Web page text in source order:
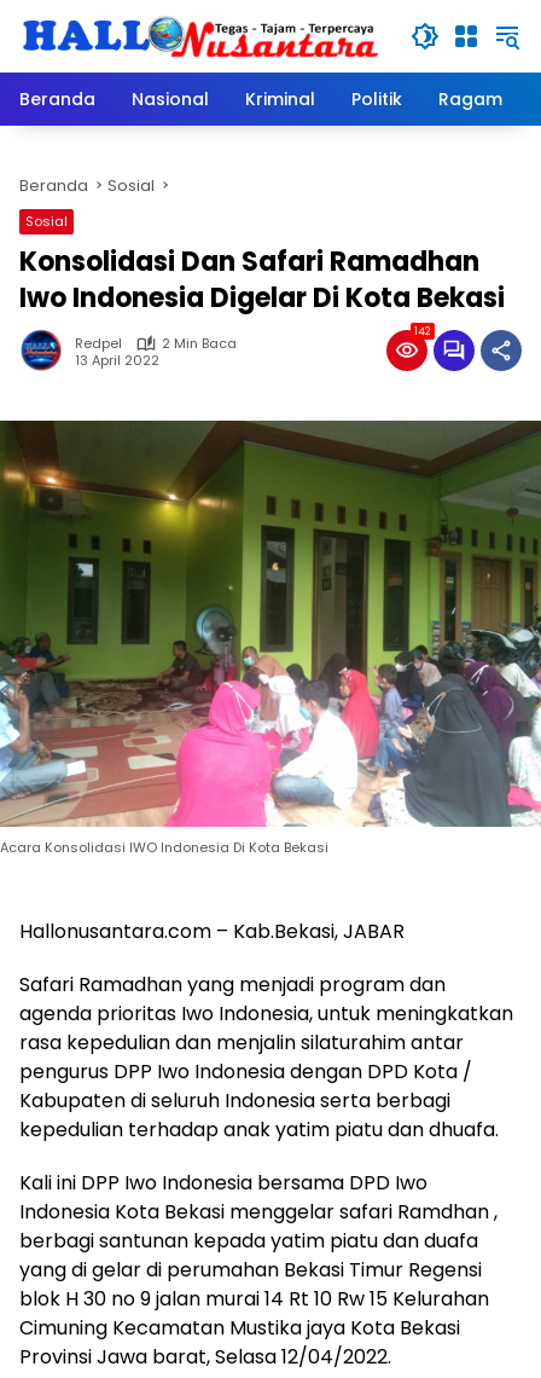
Beranda
Nasional Kriminal Politik Ragam
Beranda Sosial
Sosial
Konsolidasi Dan Safari Ramadhan
Iwo Indonesia Digelar Di Kota Bekasi
Redpel
2 Min Baca
13 April 2022
142
Acara Konsolidasi IWO Indonesia Di Kota Bekasi
Hallonusantara.com – Kab.Bekasi, JABAR
Safari Ramadhan yang menjadi program dan
agenda prioritas Iwo Indonesia, untuk meningkatkan
rasa kepedulian dan menjalin silaturahim antar
pengurus DPP Iwo Indonesia dengan DPD Kota /
Kabupaten di seluruh Indonesia serta berbagi
kepedulian terhadap anak yatim piatu dan dhuafa.
Kali ini DPP Iwo Indonesia bersama DPD Iwo
Indonesia Kota Bekasi menggelar safari Ramdhan ,
berbagi santunan kepada yatim piatu dan duafa
yang di gelar di perumahan Bekasi Timur Regensi
blok H 30 no 9 jalan murai 14 Rt 10 Rw 15 Kelurahan
Cimuning Kecamatan Mustika jaya Kota Bekasi
Provinsi Jawa barat, Selasa 12/04/2022.